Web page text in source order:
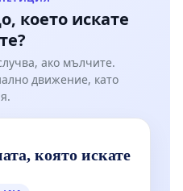
което искате
ако мълчите.
движение, като
която искате